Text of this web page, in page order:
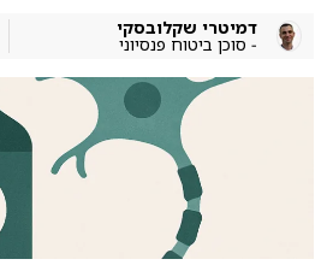
דמיטרי שקלובסקי
- סוכן ביטוח פנסיוני